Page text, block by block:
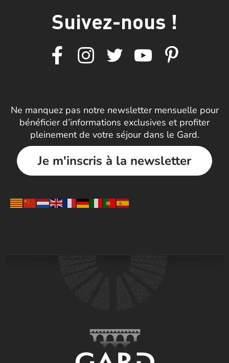
Suivez-nous !
Ne manquez pas notre newsletter mensuelle pour
bénéficier d’informations exclusives et profiter
pleinement de votre séjour dans le Gard.
Je m'inscris à la newsletter